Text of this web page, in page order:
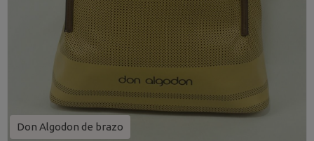
Don Algodon de brazo